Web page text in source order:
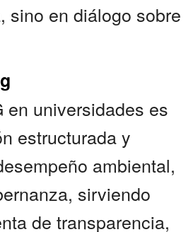
sino en diálogo sobre
en universidades es
estructurada y
ambiental,
sirviendo
de transparencia,